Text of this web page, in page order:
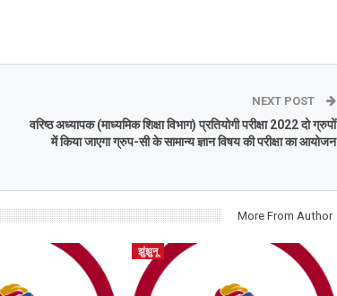
NEXT POST
वरिष्ठ अध्यापक (माध्यमिक शिक्षा विभाग) प्रतियोगी परीक्षा 2022 दो ग्रुपों
में किया जाएगा ग्रुप-सी के सामान्य ज्ञान विषय की परीक्षा का आयोजन
More From Author
झुंझुनू